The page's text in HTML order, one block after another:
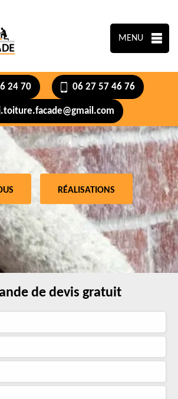
MENU
24 70 06 27 57 46 76
RÉALISATIONS
de devis gratuit